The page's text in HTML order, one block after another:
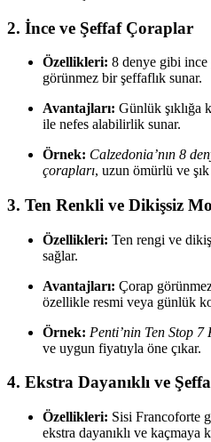
2. İnce ve Şeffaf Çoraplar
Özellikleri: 8 denye gibi ince
görünmez bir şeffaflık sunar.
Avantajları: Günlük şıklığa
ile nefes alabilirlik sunar.
Örnek: Calzedonia’nın 8
çorapları, uzun ömürlü ve
3. Ten Renkli ve Dikişsiz
Özellikleri: Ten rengi ve
sağlar.
Avantajları: Çorap
özellikle resmi veya günlük
Örnek: Penti’nin Ten Stop
ve uygun fiyatıyla öne çıkar.
4. Ekstra Dayanıklı ve
Özellikleri: Sisi Francoforte
ekstra dayanıklı ve kaçmaya